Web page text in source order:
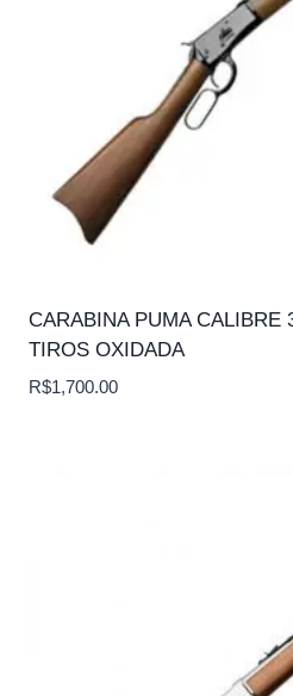
CARABINA PUMA CALIBRE
TIROS OXIDADA
R$1,700.00